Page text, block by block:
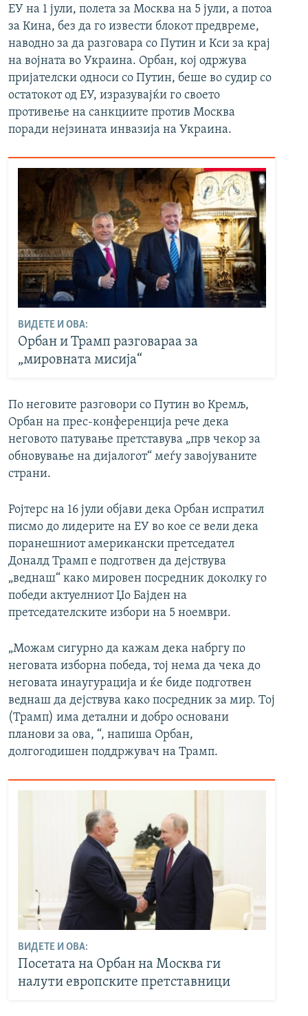
ЕУ на 1 јули, полета за Москва на 5 јули, а потоа
за Кина, без да го извести блокот предвреме,
наводно за да разговара со Путин и Кси за крај
на војната во Украина. Орбан, кој одржува
пријателски односи со Путин, беше во судир со
остатокот од ЕУ, изразувајќи го своето
противење на санкциите против Москва
поради нејзината инвазија на Украина.
ВИДЕТЕ И ОВА:
Орбан и Трамп разговараа за
„мировната мисија“
По неговите разговори со Путин во Кремљ,
Орбан на прес-конференција рече дека
неговото патување претставува „прв чекор за
обновување на дијалогот“ меѓу завојуваните
страни.
Ројтерс на 16 јули објави дека Орбан испратил
писмо до лидерите на ЕУ во кое се вели дека
поранешниот американски претседател
Доналд Трамп е подготвен да дејствува
„веднаш“ како мировен посредник доколку го
победи актуелниот Џо Бајден на
претседателските избори на 5 ноември.
„Можам сигурно да кажам дека набргу по
неговата изборна победа, тој нема да чека до
неговата инаугурација и ќе биде подготвен
веднаш да дејствува како посредник за мир. Тој
(Трамп) има детални и добро основани
планови за ова, “, напиша Орбан,
долгогодишен поддржувач на Трамп.
ВИДЕТЕ И ОВА:
Посетата на Орбан на Москва ги
налути европските претставници